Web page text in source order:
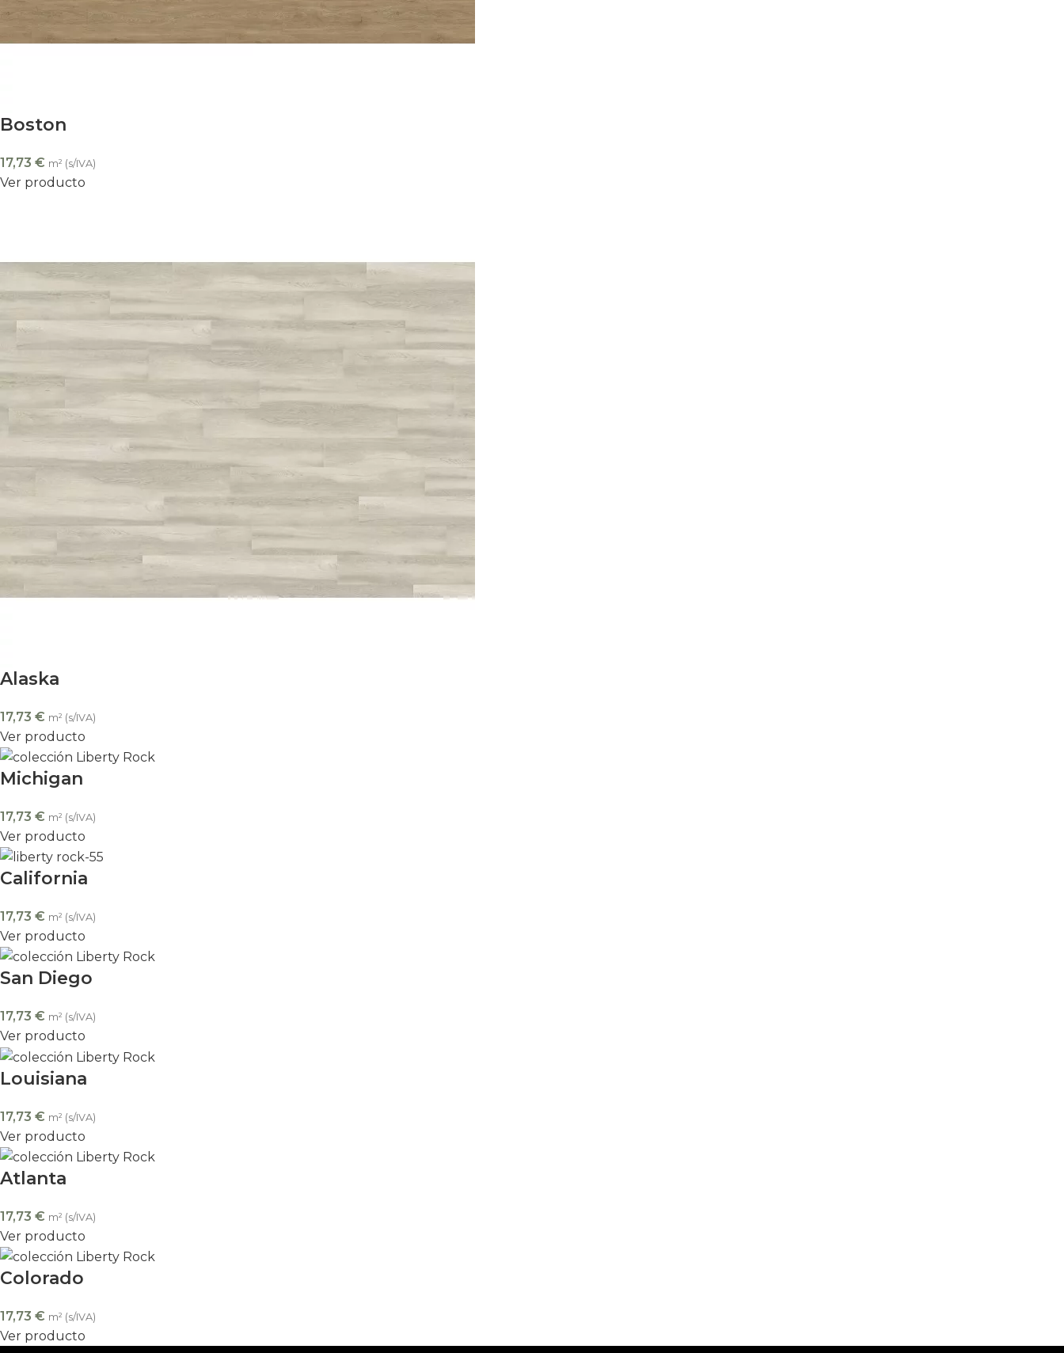
Boston
17,73 € m² (s/IVA)
Ver producto
Alaska
17,73 € m² (s/IVA)
Ver producto
Michigan
17,73 € m² (s/IVA)
Ver producto
California
17,73 € m² (s/IVA)
Ver producto
San Diego
17,73 € m² (s/IVA)
Ver producto
Louisiana
17,73 € m² (s/IVA)
Ver producto
Atlanta
17,73 € m² (s/IVA)
Ver producto
Colorado
17,73 € m² (s/IVA)
Ver producto